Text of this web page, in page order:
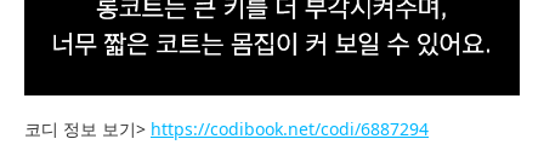
코디 정보 보기> https://codibook.net/codi/6887294